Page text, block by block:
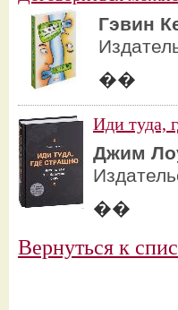
Гэвин
��
Иди туда,
Джим
��
Вернуться к